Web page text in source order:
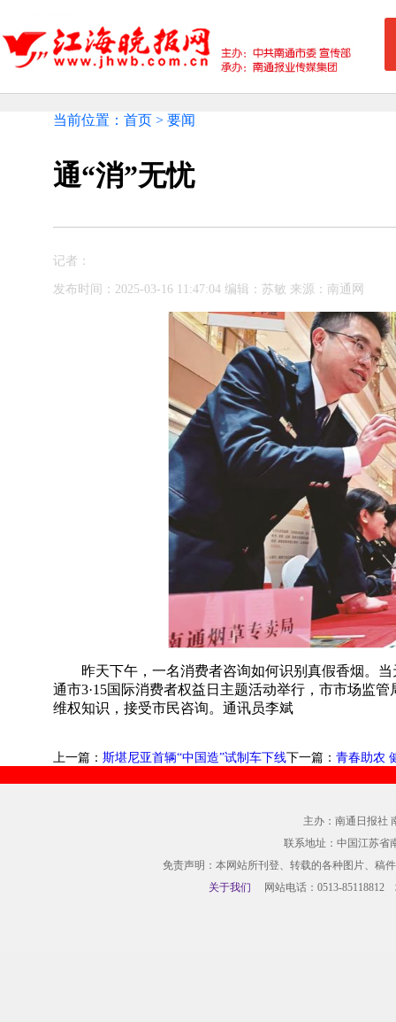
当前位置：首页 > 要闻
通“消”无忧
记者：
发布时间：2025-03-16 11:47:04 编辑：苏敏 来源：南通网
昨天下午，一名消费者咨询如何识别真假香烟。
通市3·15国际消费者权益日主题活动举行，市市场监
维权知识，接受市民咨询。通讯员李斌
上一篇： 斯堪尼亚首辆“中国造”试制车下线下一篇： 青春助农
主办：南通日报社
联系地址：中国江苏省
免责声明：本网站所刊登、转载的各种图片、稿
关于我们 网站电话：0513-85118812